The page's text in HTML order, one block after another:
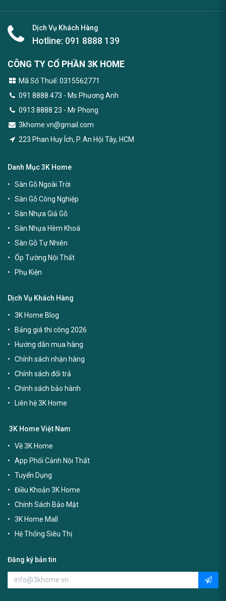
Dịch Vụ Khách Hàng
Hotline: 091 8888 139
CÔNG TY CỔ PHẦN 3K HOME
Mã Số Thuế: 0315562771
091 8888 473 - Ms Phương Anh
0913 8888 23 - Mr Phong
3khome.vn@gmail.com
223 Phan Huy Ích, P. An Hội Tây, HCM
Danh Mục 3K Home
Sàn Gỗ Ngoài Trời
Sàn Gỗ Công Nghiệp
Sàn Nhựa Giả Gỗ
Sàn Nhựa Hèm Khoá
Sàn Gỗ Tự Nhiên
Ốp Tường Nội Thất
Phụ Kiện
Dịch Vụ Khách Hàng
3K Home Blog
Bảng giá thi công 2026
Hướng dẫn mua hàng
Chính sách nhận hàng
Chính sách đổi trả
Chính sách bảo hành
Liên hệ 3K Home
3K Home Việt Nam
Về 3K Home
App Phối Cảnh Nội Thất
Tuyển Dụng
Điều Khoản 3K Home
Chính Sách Bảo Mật
3K Home Mall
Hệ Thống Siêu Thị
Đăng ký bản tin